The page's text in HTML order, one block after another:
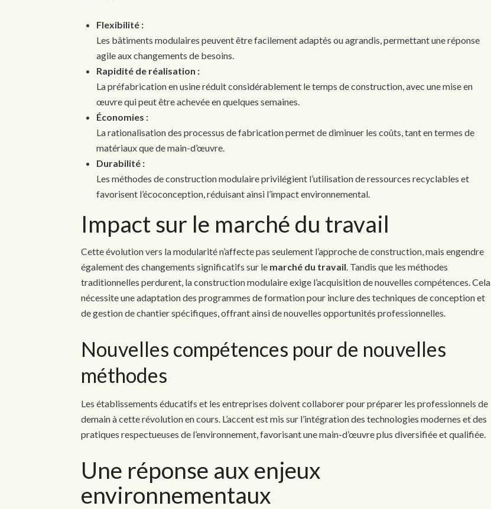
Flexibilité :
Les bâtiments modulaires peuvent être facilement adaptés ou agrandis, permettant une réponse
agile aux changements de besoins.
Rapidité de réalisation :
La préfabrication en usine réduit considérablement le temps de construction, avec une mise en
œuvre qui peut être achevée en quelques semaines.
Économies :
La rationalisation des processus de fabrication permet de diminuer les coûts, tant en termes de
matériaux que de main-d’œuvre.
Durabilité :
Les méthodes de construction modulaire privilégient l’utilisation de ressources recyclables et
favorisent l’écoconception, réduisant ainsi l’impact environnemental.
Impact sur le marché du travail
Cette évolution vers la modularité n’affecte pas seulement l’approche de construction, mais engendre
également des changements significatifs sur le marché du travail. Tandis que les méthodes
traditionnelles perdurent, la construction modulaire exige l’acquisition de nouvelles compétences. Cela
nécessite une adaptation des programmes de formation pour inclure des techniques de conception et
de gestion de chantier spécifiques, offrant ainsi de nouvelles opportunités professionnelles.
Nouvelles compétences pour de nouvelles
méthodes
Les établissements éducatifs et les entreprises doivent collaborer pour préparer les professionnels de
demain à cette révolution en cours. L’accent est mis sur l’intégration des technologies modernes et des
pratiques respectueuses de l’environnement, favorisant une main-d’œuvre plus diversifiée et qualifiée.
Une réponse aux enjeux
environnementaux